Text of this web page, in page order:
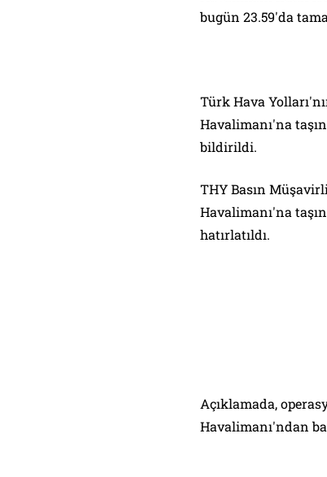
bugün 23.59'da
Türk Hava
Havalimanı'na
bildirildi.
THY Basın
Havalimanı'na
hatırlatıldı.
Açıklamada,
Havalimanı'ndan